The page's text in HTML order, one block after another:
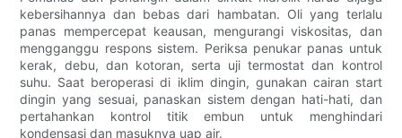
kebersihannya dan bebas dari hambatan. Oli yang terlalu
panas mempercepat keausan, mengurangi viskositas, dan
mengganggu respons sistem. Periksa penukar panas untuk
kerak, debu, dan kotoran, serta uji termostat dan kontrol
suhu. Saat beroperasi di iklim dingin, gunakan cairan start
dingin yang sesuai, panaskan sistem dengan hati-hati, dan
pertahankan kontrol titik embun untuk menghindari
kondensasi dan masuknya uap air.